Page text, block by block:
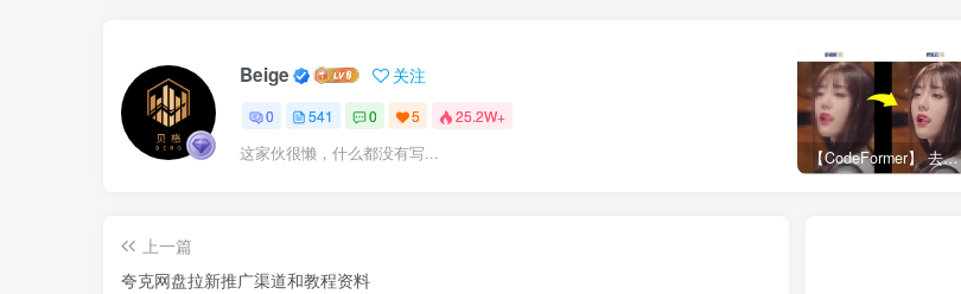
Beige 关注
0 541 0 5 25.2W+
这家伙很懒，什么都没有写... 【CodeFormer】 去马赛克神器
上一篇
夸克网盘拉新推广渠道和教程资料